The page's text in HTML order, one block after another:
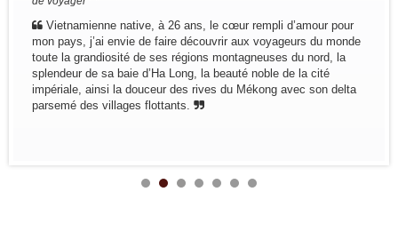
pour
du monde
nord, la
la cité
son delta
Notre équipe locale est prête de vous offrir le
et Cambodge , des pays qui sont riches de cultures
d’une histoire en perpétuel mouvement, de peuple
fortes et de paysages grandioses. Nous sommes des
votre rêve. Des orfèvres du voyage. Des passionnés.
les ethnies du nord: Bruxelles -
Hanoi - Sapa - Bac Ha - marché
Sing Cheng - Hoang Su Phi - Ha
Giang - Quan Ba - Meo Vac -...
Remerciement de la famille
Kermorvant